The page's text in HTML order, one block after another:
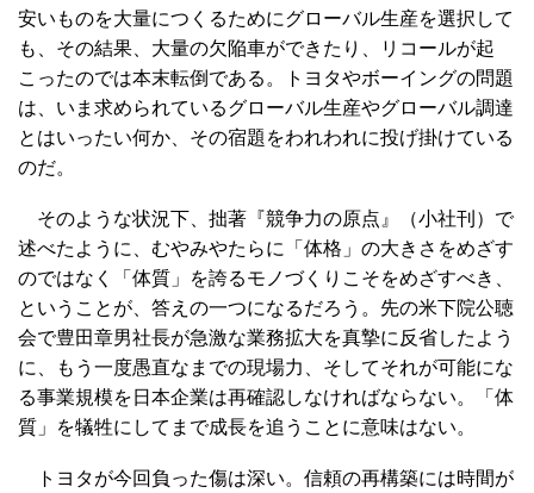
安いものを大量につくるためにグローバル生産を選択して
も、その結果、大量の欠陥車ができたり、リコールが起
こったのでは本末転倒である。トヨタやボーイングの問題
は、いま求められているグローバル生産やグローバル調達
とはいったい何か、その宿題をわれわれに投げ掛けている
のだ。
そのような状況下、拙著『競争力の原点』（小社刊）で
述べたように、むやみやたらに「体格」の大きさをめざす
のではなく「体質」を誇るモノづくりこそをめざすべき、
ということが、答えの一つになるだろう。先の米下院公聴
会で豊田章男社長が急激な業務拡大を真摯に反省したよう
に、もう一度愚直なまでの現場力、そしてそれが可能にな
る事業規模を日本企業は再確認しなければならない。「体
質」を犠牲にしてまで成長を追うことに意味はない。
トヨタが今回負った傷は深い。信頼の再構築には時間が